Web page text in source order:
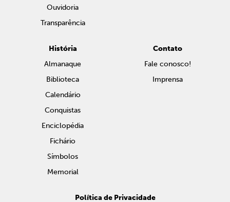
Ouvidoria
Transparência
História
Almanaque
Biblioteca
Calendário
Conquistas
Enciclopédia
Fichário
Símbolos
Memorial
Contato
Fale conosco!
Imprensa
Política de Privacidade